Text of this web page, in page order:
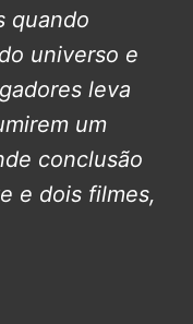
quando
universo e
leva
um
conclusão
e dois filmes,